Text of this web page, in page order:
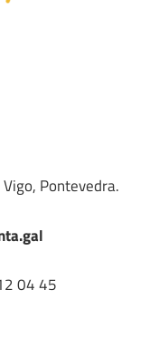
Pontevedra.
04 45